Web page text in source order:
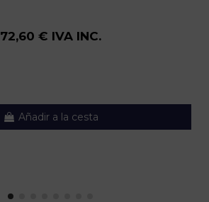
72,60 € IVA INC.
Añadir a la cesta